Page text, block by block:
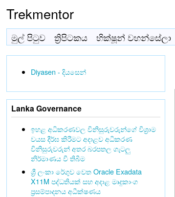
Trekmentor
මුල් පිටුව ත්‍රිපිටකය භික්ෂූන් වහන්සේලා
Diyasen - දියසෙන්
Lanka Governance
ඉහළ අධිකරණවල විනිසුරුවරුන්ගේ විශ්‍රාම
වයස දීර්ඝ කිරීමට අදාළව අධිකරණ
විනිසුරුවරුන් අතර බරපතල ගැටලු
නිර්මාණය වී තිබීම
ශ්‍රී ලංකා රේගුව වෙත Oracle Exadata
X11M පද්ධතියක් සහ අදාළ මෘදුකාංග
ප්‍රසම්පාදනය අධීක්ෂණය